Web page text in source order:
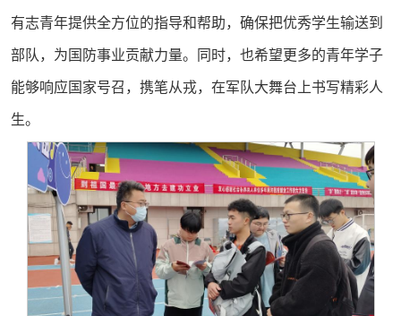
有志青年提供全方位的指导和帮助，确保把优秀学生输送到
部队，为国防事业贡献力量。同时，也希望更多的青年学子
能够响应国家号召，携笔从戎，在军队大舞台上书写精彩人
生。